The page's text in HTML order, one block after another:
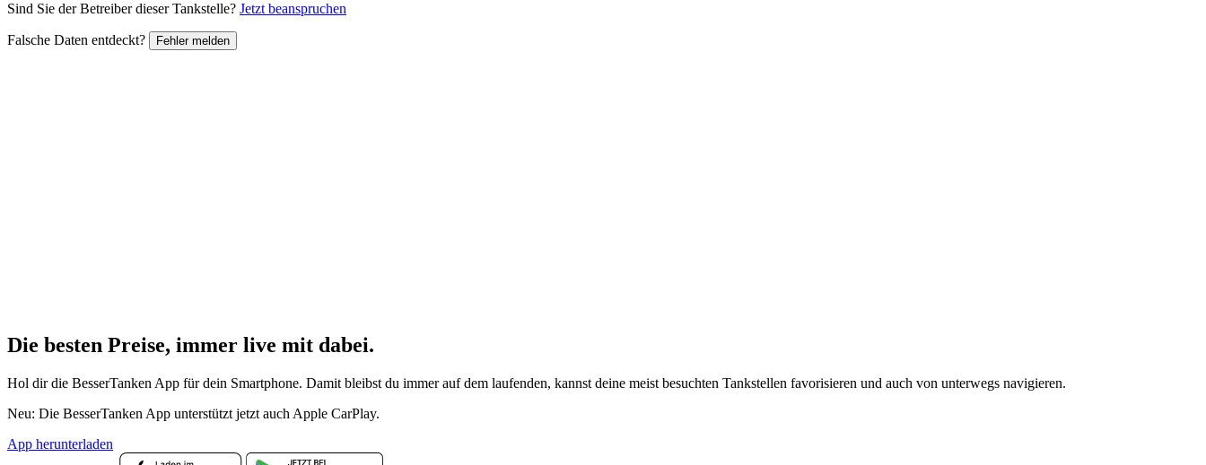
Sind Sie der Betreiber dieser Tankstelle? Jetzt beanspruchen
Falsche Daten entdeckt? Fehler melden
Die besten Preise, immer live mit dabei.
Hol dir die BesserTanken App für dein Smartphone. Damit bleibst du immer auf dem laufenden, kannst deine meist besuchten Tankstellen favorisieren und auch von unterwegs navigieren.
Neu: Die BesserTanken App unterstützt jetzt auch Apple CarPlay.
App herunterladen